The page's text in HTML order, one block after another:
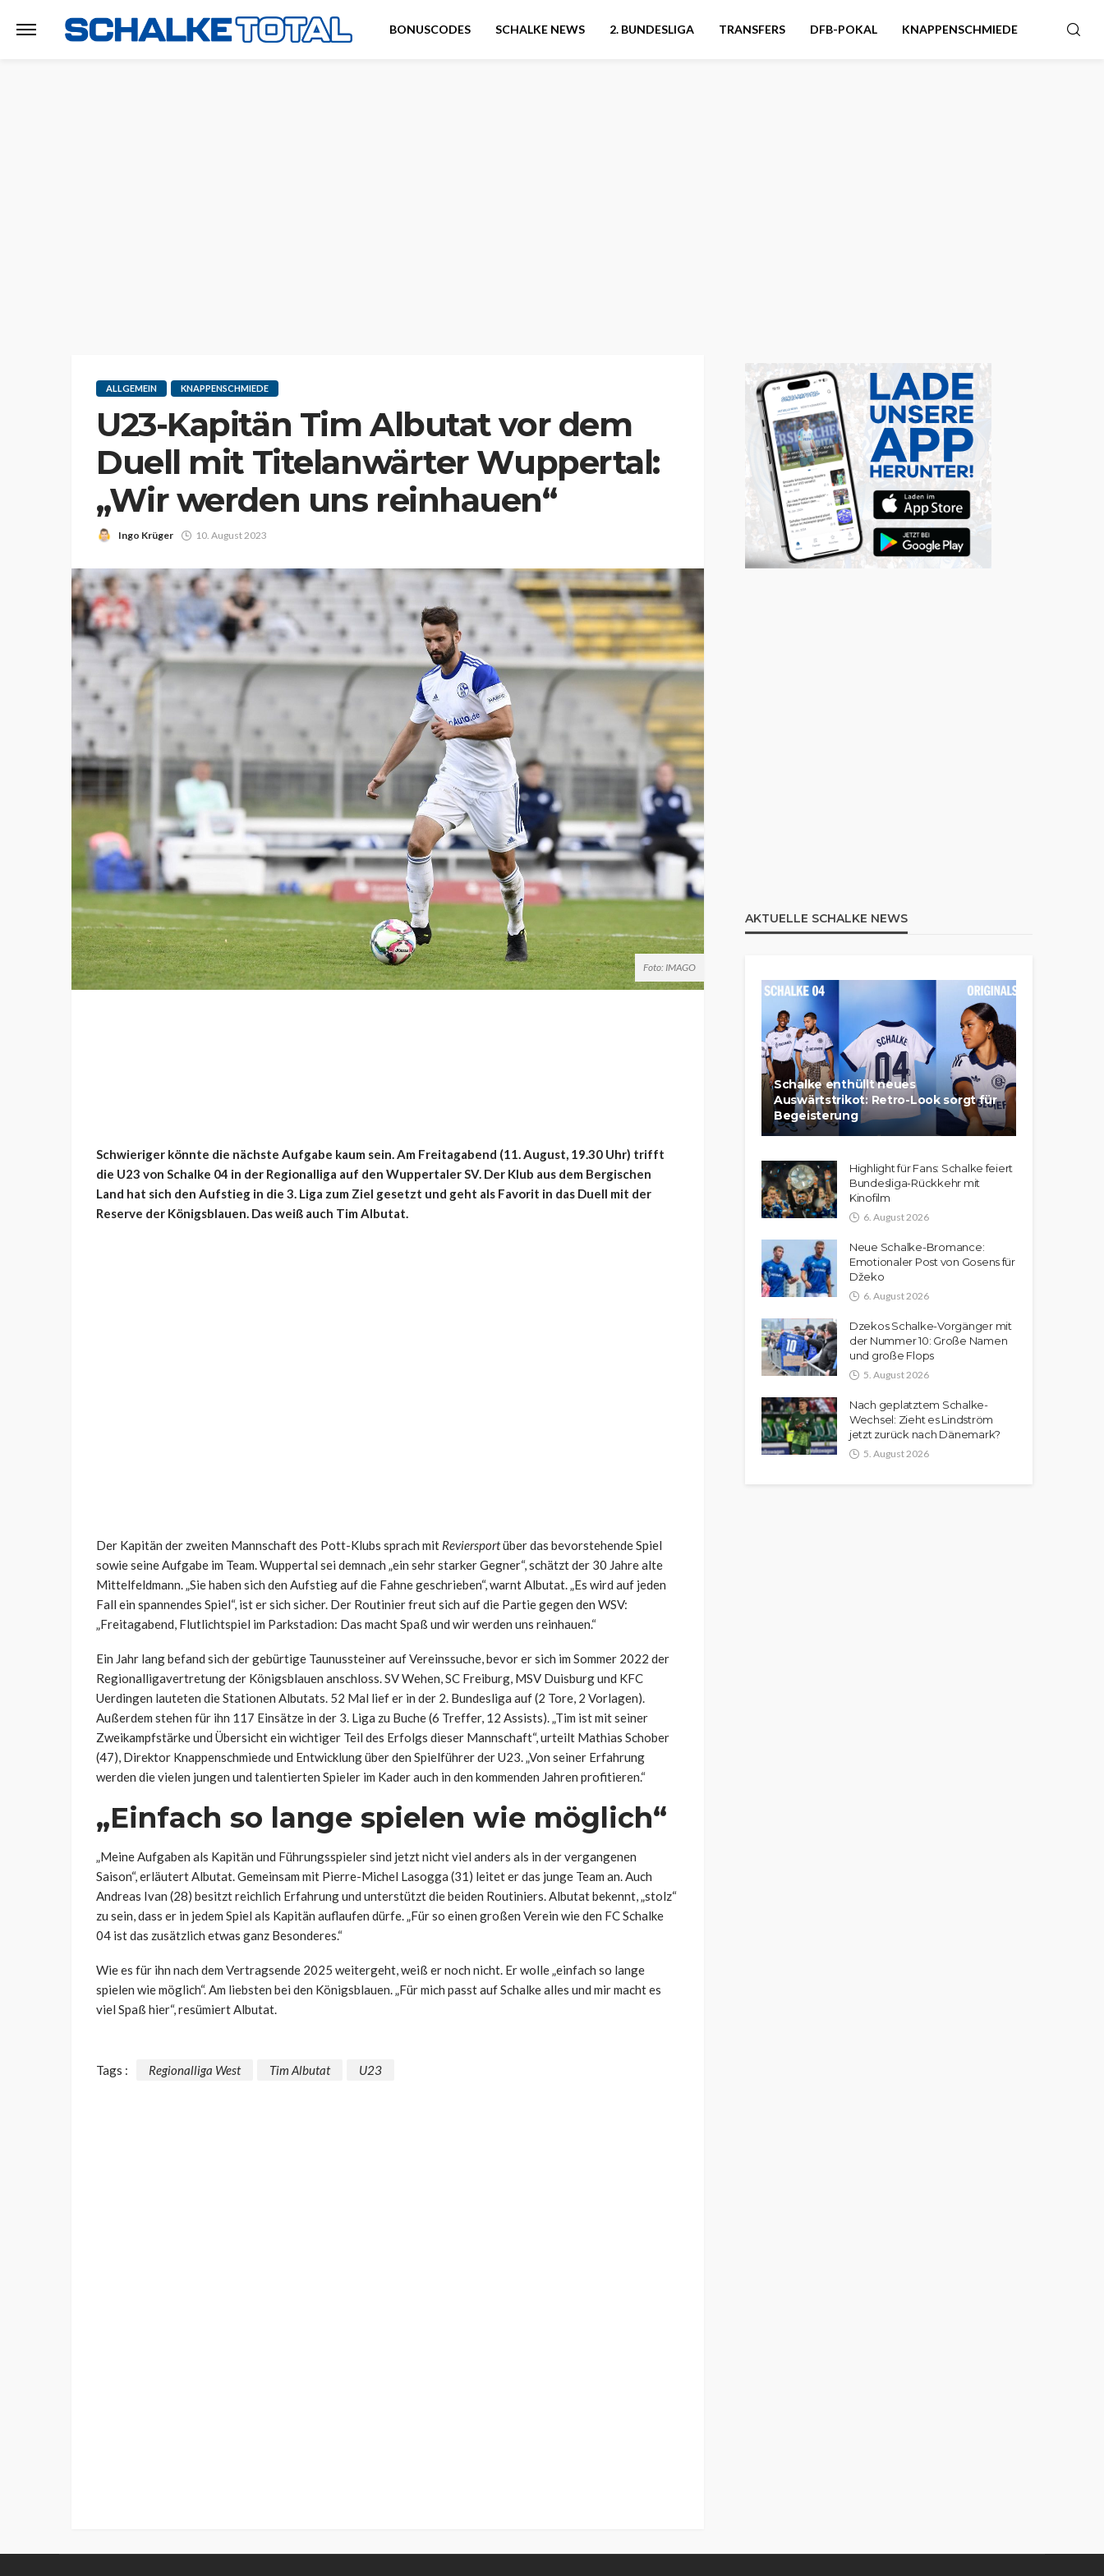
BONUSCODES SCHALKE NEWS 2. BUNDESLIGA TRANSFERS DFB-POKAL KNAPPENSCHMIEDE
ALLGEMEIN KNAPPENSCHMIEDE
U23-Kapitän Tim Albutat vor dem
Duell mit Titelanwärter Wuppertal:
„Wir werden uns reinhauen“
Ingo Krüger 10. August 2023
Foto: IMAGO
Schwieriger könnte die nächste Aufgabe kaum sein. Am Freitagabend (11. August, 19.30 Uhr) trifft
die U23 von Schalke 04 in der Regionalliga auf den Wuppertaler SV. Der Klub aus dem Bergischen
Land hat sich den Aufstieg in die 3. Liga zum Ziel gesetzt und geht als Favorit in das Duell mit der
Reserve der Königsblauen. Das weiß auch Tim Albutat.
Der Kapitän der zweiten Mannschaft des Pott-Klubs sprach mit Reviersportüber das bevorstehende Spiel
sowie seine Aufgabe im Team. Wuppertal sei demnach „ein sehr starker Gegner“, schätzt der 30 Jahre alte
Mittelfeldmann. „Sie haben sich den Aufstieg auf die Fahne geschrieben“, warnt Albutat. „Es wird auf jeden
Fall ein spannendes Spiel“, ist er sich sicher. Der Routinier freut sich auf die Partie gegen den WSV:
„Freitagabend, Flutlichtspiel im Parkstadion: Das macht Spaß und wir werden uns reinhauen.“
Ein Jahr lang befand sich der gebürtige Taunussteiner auf Vereinssuche, bevor er sich im Sommer 2022 der
Regionalligavertretung der Königsblauen anschloss. SV Wehen, SC Freiburg, MSV Duisburg und KFC
Uerdingen lauteten die Stationen Albutats. 52 Mal lief er in der 2. Bundesliga auf (2 Tore, 2 Vorlagen).
Außerdem stehen für ihn 117 Einsätze in der 3. Liga zu Buche (6 Treffer, 12 Assists). „Tim ist mit seiner
Zweikampfstärke und Übersicht ein wichtiger Teil des Erfolgs dieser Mannschaft“, urteilt Mathias Schober
(47), Direktor Knappenschmiede und Entwicklung über den Spielführer der U23. „Von seiner Erfahrung
werden die vielen jungen und talentierten Spieler im Kader auch in den kommenden Jahren profitieren.“
„Einfach so lange spielen wie möglich“
„Meine Aufgaben als Kapitän und Führungsspieler sind jetzt nicht viel anders als in der vergangenen
Saison“, erläutert Albutat. Gemeinsam mit Pierre-Michel Lasogga (31) leitet er das junge Team an. Auch
Andreas Ivan (28) besitzt reichlich Erfahrung und unterstützt die beiden Routiniers. Albutat bekennt, „stolz“
zu sein, dass er in jedem Spiel als Kapitän auflaufen dürfe. „Für so einen großen Verein wie den FC Schalke
04 ist das zusätzlich etwas ganz Besonderes.“
Wie es für ihn nach dem Vertragsende 2025 weitergeht, weiß er noch nicht. Er wolle „einfach so lange
spielen wie möglich“. Am liebsten bei den Königsblauen. „Für mich passt auf Schalke alles und mir macht es
viel Spaß hier“, resümiert Albutat.
Tags : Regionalliga West Tim Albutat U23
AKTUELLE SCHALKE NEWS
Schalke enthüllt neues
Auswärtstrikot: Retro-Look sorgt für
Begeisterung
Highlight für Fans: Schalke feiert
Bundesliga-Rückkehr mit
Kinofilm
6. August 2026
Neue Schalke-Bromance:
Emotionaler Post von Gosens für
Džeko
6. August 2026
Dzekos Schalke-Vorgänger mit
der Nummer 10: Große Namen
und große Flops
5. August 2026
Nach geplatztem Schalke-
Wechsel: Zieht es Lindström
jetzt zurück nach Dänemark?
5. August 2026